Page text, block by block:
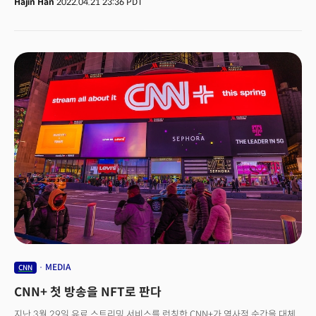
워너브러더스디스커버리(WBD)는 오는 4월 30일 유료 뉴스 스트리밍 서비스
CNN+는 CNN이 3억 달러(3,600억 원)을 투입해 지난 2년간 준비한 대형
프로젝트였다. 품질 높은 뉴스와 여행, 음식, 역사 등의 다큐멘터리, 뉴스
오디언스와의 상호 교감 시스템 구축 등을 내세우며 ‘새로운 방송 뉴스 구독
모델’을 꿈꾸며 시작됐던 서비스다. 유명 음식 크리에이터 앨리슨 로만(Alison
Roman), 유명 교수 스콧 갤러웨이(Scott Galloway) 등을 진행자로 영입했고
앤더슨 쿠퍼(Anderson Cooper), 돈 레몬(Don Lemon) 등 유명 앵커에는
오디언스과 더 깊은 교감을 할 수 있는 새로운 포맷 토크 프로그램을 맡겼다.
또 기존 CNN TV 인기 프로그램의 확장판(5 Things, Reliable Sources Daily)
도 선보였는데 인기가 높았다. 폭스 뉴스의 대표 앵커 크리스 월래스(Chris
Wallace)는 CNN+에서 백악관 대변인을 인터뷰하기도 했다.지난 3월 29일
서비스를 시작했는데 한 달도 안된 충격적으로 중단을 결정했다.
버라이어티는 “워너브러더스디스커버리 CEO인 데이비드 자슬라브는 CNN+
서비스 중단을 직접 명령했다”고 단독 보도했다.
CNN MEDIA
CNN+ 첫 방송을 NFT로 판다